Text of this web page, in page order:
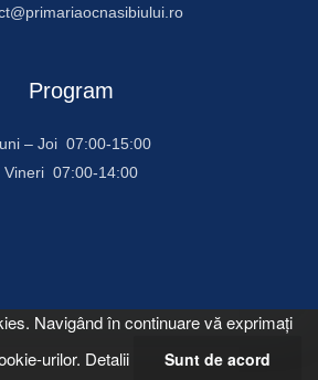
Program
– Joi 07:00-15:00
Vineri 07:00-14:00
Navigând în continuare vă exprimaţi
urilor. Detalii Sunt de acord